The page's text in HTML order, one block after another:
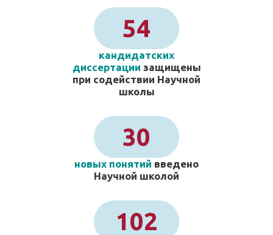
54
кандидатских
диссертации защищены
при содействии Научной
школы
30
новых понятий введено
Научной школой
102